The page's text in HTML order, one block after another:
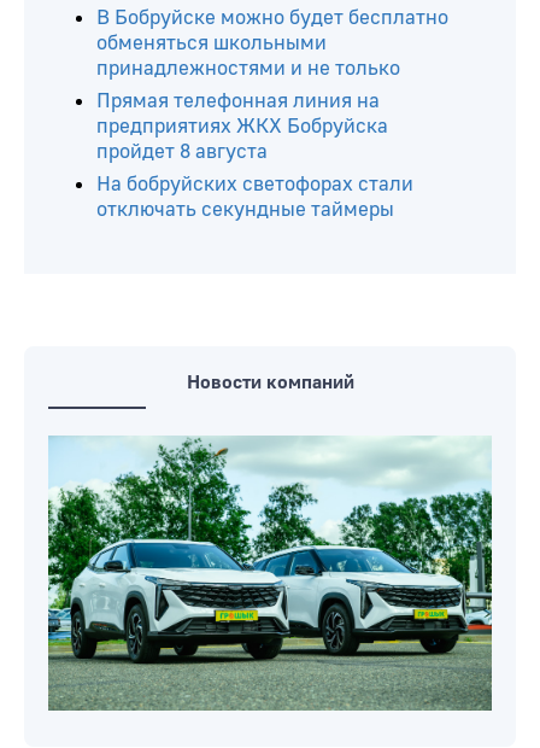
В Бобруйске можно будет бесплатно
обменяться школьными
принадлежностями и не только
Прямая телефонная линия на
предприятиях ЖКХ Бобруйска
пройдет 8 августа
На бобруйских светофорах стали
отключать секундные таймеры
Новости компаний